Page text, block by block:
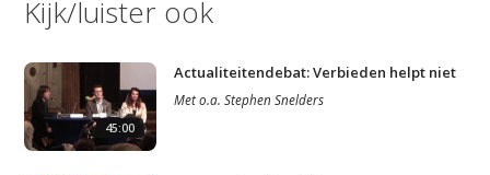
Kijk/luister ook
45:00
Actualiteitendebat: Verbieden helpt niet
Meto.a.Stephen Snelders